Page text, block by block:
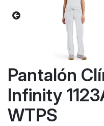
Pantalón
Infinity
WTPS